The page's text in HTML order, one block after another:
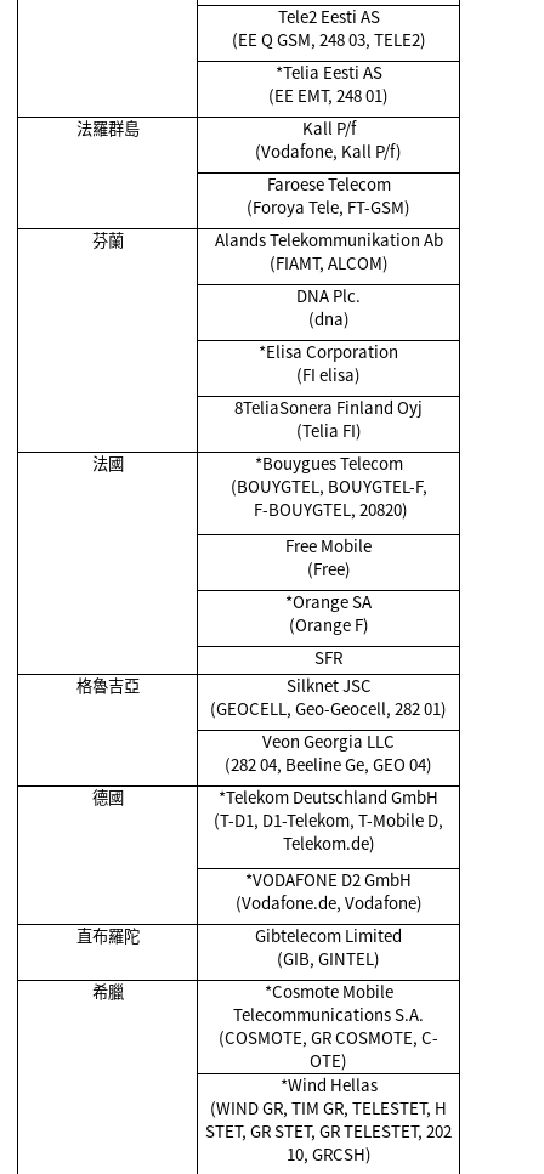
Tele2 Eesti AS
(EE Q GSM, 248 03, TELE2)
*Telia Eesti AS
(EE EMT, 248 01)
法羅群島
Kall P/f
(Vodafone, Kall P/f)
Faroese Telecom
(Foroya Tele, FT-GSM)
芬蘭
Alands Telekommunikation Ab
(FIAMT, ALCOM)
DNA Plc.
(dna)
*Elisa Corporation
(FI elisa)
8TeliaSonera Finland Oyj
(Telia FI)
法國
*Bouygues Telecom
(BOUYGTEL, BOUYGTEL-F,
F-BOUYGTEL, 20820)
Free Mobile
(Free)
*Orange SA
(Orange F)
SFR
格魯吉亞
Silknet JSC
(GEOCELL, Geo-Geocell, 282 01)
Veon Georgia LLC
(282 04, Beeline Ge, GEO 04)
德國
*Telekom Deutschland GmbH
(T-D1, D1-Telekom, T-Mobile D,
Telekom.de)
*VODAFONE D2 GmbH
(Vodafone.de, Vodafone)
直布羅陀
Gibtelecom Limited
(GIB, GINTEL)
希臘
*Cosmote Mobile
Telecommunications S.A.
(COSMOTE, GR COSMOTE, C-
OTE)
*Wind Hellas
(WIND GR, TIM GR, TELESTET, H
STET, GR STET, GR TELESTET, 202
10, GRCSH)